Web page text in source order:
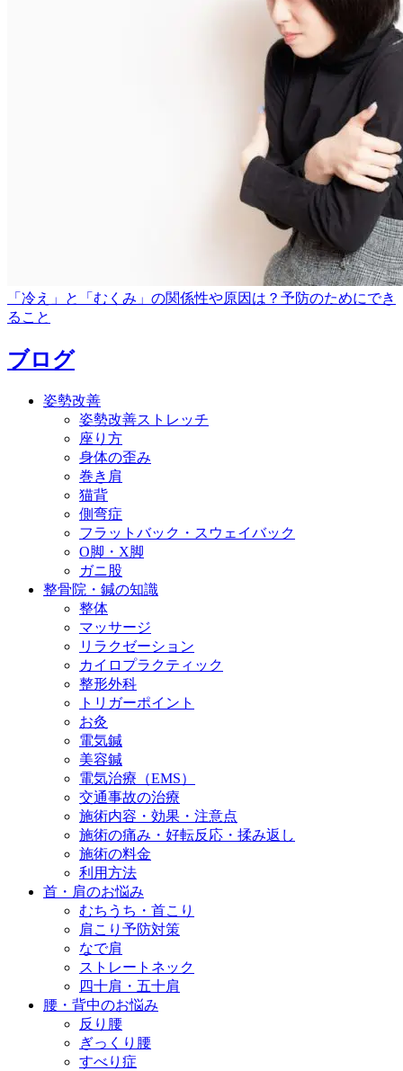
「冷え」と「むくみ」の関係性や原因は？予防のためにでき
ること
ブログ
姿勢改善
姿勢改善ストレッチ
座り方
身体の歪み
巻き肩
猫背
側弯症
フラットバック・スウェイバック
O脚・X脚
ガニ股
整骨院・鍼の知識
整体
マッサージ
リラクゼーション
カイロプラクティック
整形外科
トリガーポイント
お灸
電気鍼
美容鍼
電気治療（EMS）
交通事故の治療
施術内容・効果・注意点
施術の痛み・好転反応・揉み返し
施術の料金
利用方法
首・肩のお悩み
むちうち・首こり
肩こり予防対策
なで肩
ストレートネック
四十肩・五十肩
腰・背中のお悩み
反り腰
ぎっくり腰
すべり症